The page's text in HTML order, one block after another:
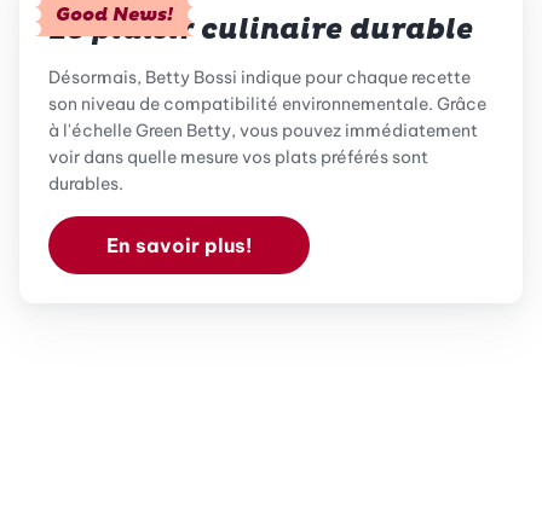
Good News!
Le plaisir culinaire durable
Désormais, Betty Bossi indique pour chaque recette
son niveau de compatibilité environnementale. Grâce
à l'échelle Green Betty, vous pouvez immédiatement
voir dans quelle mesure vos plats préférés sont
durables.
En savoir plus!